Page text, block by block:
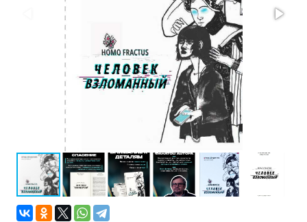
Политика
Разведка
шпионаж
Мемуары
биографии
Учебная
литература
Фольклор
Мир
будущего
Публицистика